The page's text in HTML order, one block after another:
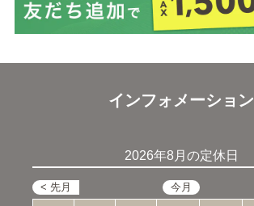
インフォメーション
2026年8月の定休日